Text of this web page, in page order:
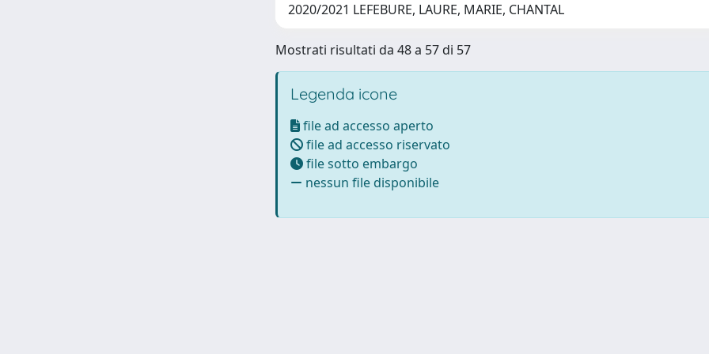
2020/2021 LEFEBURE, LAURE, MARIE, CHANTAL
Mostrati risultati da 48 a 57 di 57
Legenda icone
file ad accesso aperto
file ad accesso riservato
file sotto embargo
nessun file disponibile